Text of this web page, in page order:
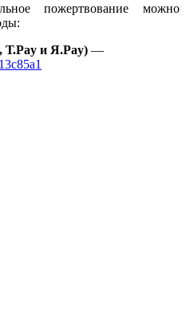
пожертвование можно
и Я.Pay) —